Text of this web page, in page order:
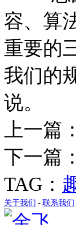
容、算
重要的
我们的
说。
上一篇：
下一篇：
TAG：
关于我们 - 联系我们